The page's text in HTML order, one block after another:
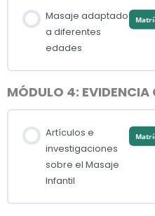
Masaje adaptado
a diferentes
edades
MÓDULO 4: EVIDENCIA
Artículos e
investigaciones
sobre el Masaje
Infantil